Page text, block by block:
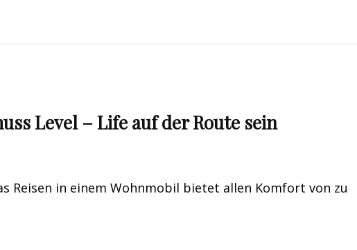
Level – Life auf der Route sein
Reisen in einem Wohnmobil bietet allen Komfort von zu